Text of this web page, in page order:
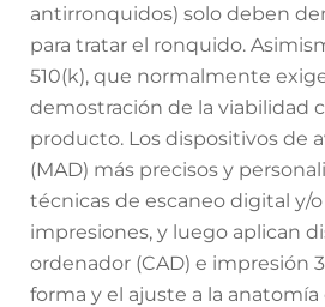
antirronquidos) solo deben
para tratar el ronquido.
510(k), que normalmente
demostración de la viabilidad
producto. Los dispositivos de
(MAD) más precisos y
técnicas de escaneo digital y/
impresiones, y luego aplican
ordenador (CAD) e impresión
forma y el ajuste a la anatomía